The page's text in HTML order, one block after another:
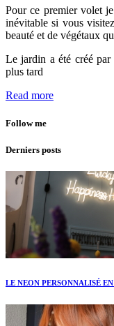
Pour ce premier volet
inévitable si vous
beauté et de végétaux
Le jardin a été créé par
plus tard
Read more
Follow me
Derniers posts
LE NEON PERSONNALISÉ